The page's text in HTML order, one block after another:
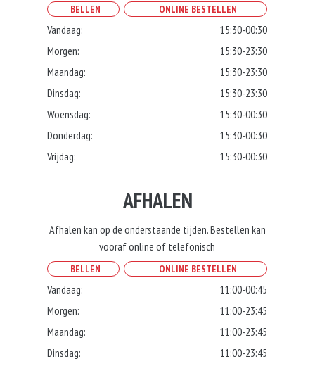
BELLEN ONLINE BESTELLEN
Vandaag:
15:30-00:30
Morgen:
15:30-23:30
Maandag:
15:30-23:30
Dinsdag:
15:30-23:30
Woensdag:
15:30-00:30
Donderdag:
15:30-00:30
Vrijdag:
15:30-00:30
AFHALEN
Afhalen kan op de onderstaande tijden. Bestellen kan
vooraf online of telefonisch
BELLEN ONLINE BESTELLEN
Vandaag:
11:00-00:45
Morgen:
11:00-23:45
Maandag:
11:00-23:45
Dinsdag:
11:00-23:45